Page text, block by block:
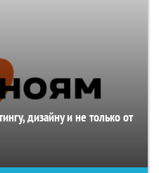
дизайну и не только от